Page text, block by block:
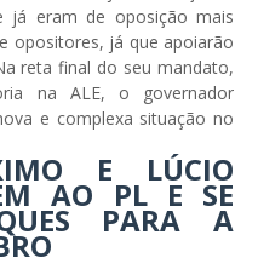
já eram de oposição mais
opositores, já que apoiarão
reta final do seu mandato,
na ALE, o governador
e complexa situação no
E LÚCIO
AO PL E SE
PARA A